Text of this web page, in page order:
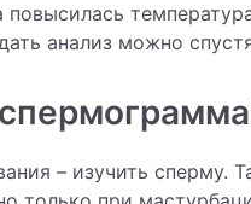
повысилась
анализ можно
– изучить сперму.